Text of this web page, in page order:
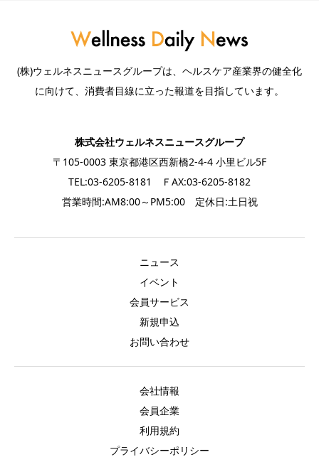
(株)ウェルネスニュースグループは、ヘルスケア産業界の健全化
に向けて、消費者目線に立った報道を目指しています。
株式会社ウェルネスニュースグループ
〒105-0003 東京都港区西新橋2-4-4 小里ビル5F
TEL:03-6205-8181 ＦAX:03-6205-8182
営業時間:AM8:00～PM5:00 定休日:土日祝
ニュース
イベント
会員サービス
新規申込
お問い合わせ
会社情報
会員企業
利用規約
プライバシーポリシー